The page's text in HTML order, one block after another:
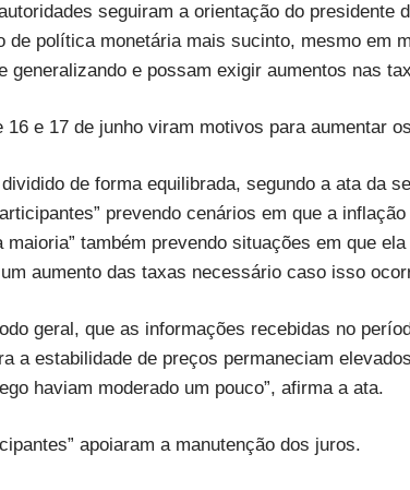
seguiram a orientação do presidente
de política monetária mais sucinto, mesmo em
generalizando e possam exigir aumentos nas
e 17 de junho viram motivos para aumentar
de forma equilibrada, segundo a ata da
prevendo cenários em que a
também prevendo situações em que
aumento das taxas necessário caso isso
geral, que as informações recebidas no
a estabilidade de preços permaneciam
haviam moderado um pouco”, afirma a ata.
apoiaram a manutenção dos juros.